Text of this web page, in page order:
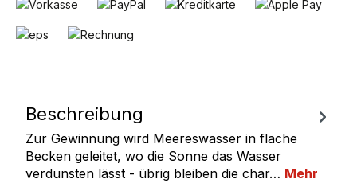
Beschreibung
Zur Gewinnung wird Meereswasser in flache
Becken geleitet, wo die Sonne das Wasser
verdunsten lässt - übrig bleiben die char… Mehr